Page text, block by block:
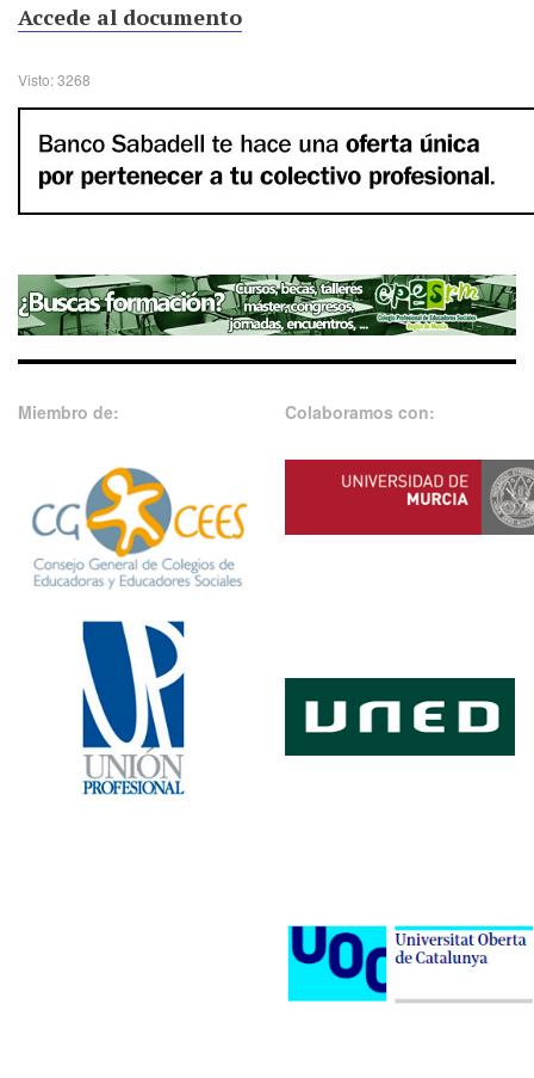
Accede al documento
Visto: 3268
Miembro de: Colaboramos con: